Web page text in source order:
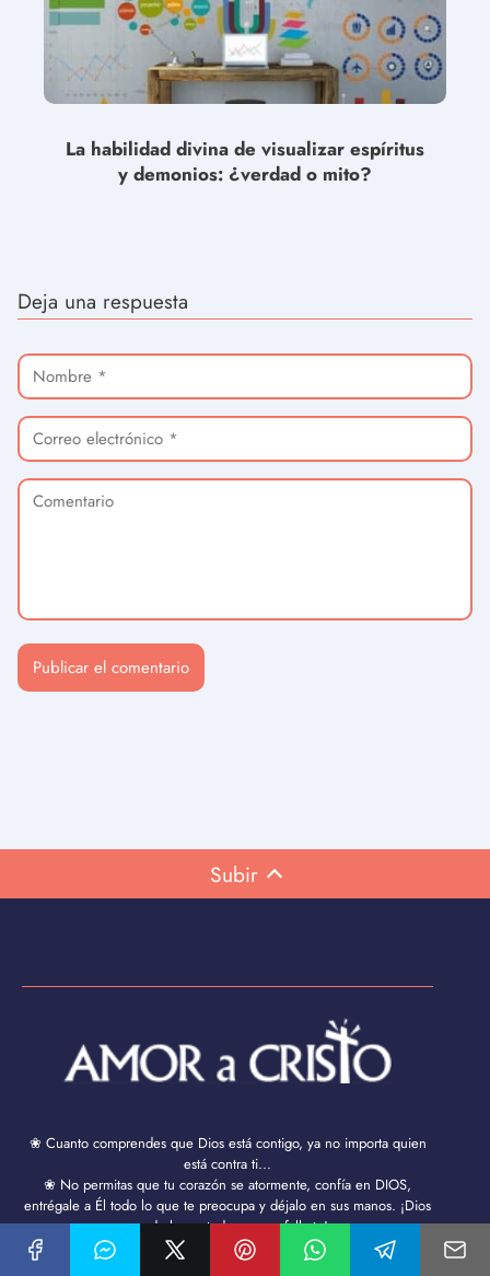
La habilidad divina de visualizar espíritus
y demonios: ¿verdad o mito?
Deja una respuesta
Subir
❀ Cuanto comprendes que Dios está contigo, ya no importa quien
está contra ti...
❀ No permitas que tu corazón se atormente, confía en DIOS,
entrégale a Él todo lo que te preocupa y déjalo en sus manos. ¡Dios
puede hacer todo, menos fallarte!
❀ Si tu día se ve gris, puede deberse a que Dios está ocupado